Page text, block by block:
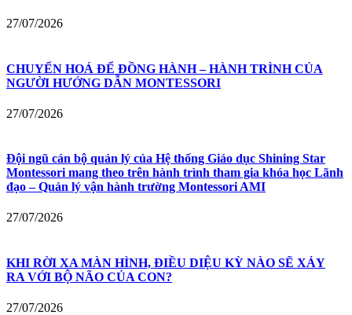
27/07/2026
CHUYỂN HOÁ ĐỂ ĐỒNG HÀNH – HÀNH TRÌNH CỦA
NGƯỜI HƯỚNG DẪN MONTESSORI
27/07/2026
Đội ngũ cán bộ quản lý của Hệ thống Giáo dục Shining Star
Montessori mang theo trên hành trình tham gia khóa học Lãnh
đạo – Quản lý vận hành trường Montessori AMI
27/07/2026
KHI RỜI XA MÀN HÌNH, ĐIỀU DIỆU KỲ NÀO SẼ XẢY
RA VỚI BỘ NÃO CỦA CON?
27/07/2026